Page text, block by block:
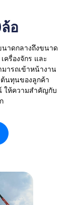
อ
นาดกลางถึงขนาด
ครื่องจักร และ
ารถเข้าหน้างาน
นทุนของลูกค้า
ให้ความสำคัญกับ